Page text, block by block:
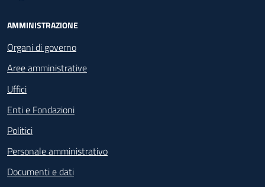
Footer - Navigazione
AMMINISTRAZIONE
Organi di governo
Aree amministrative
Uffici
Enti e Fondazioni
Politici
Personale amministrativo
Documenti e dati